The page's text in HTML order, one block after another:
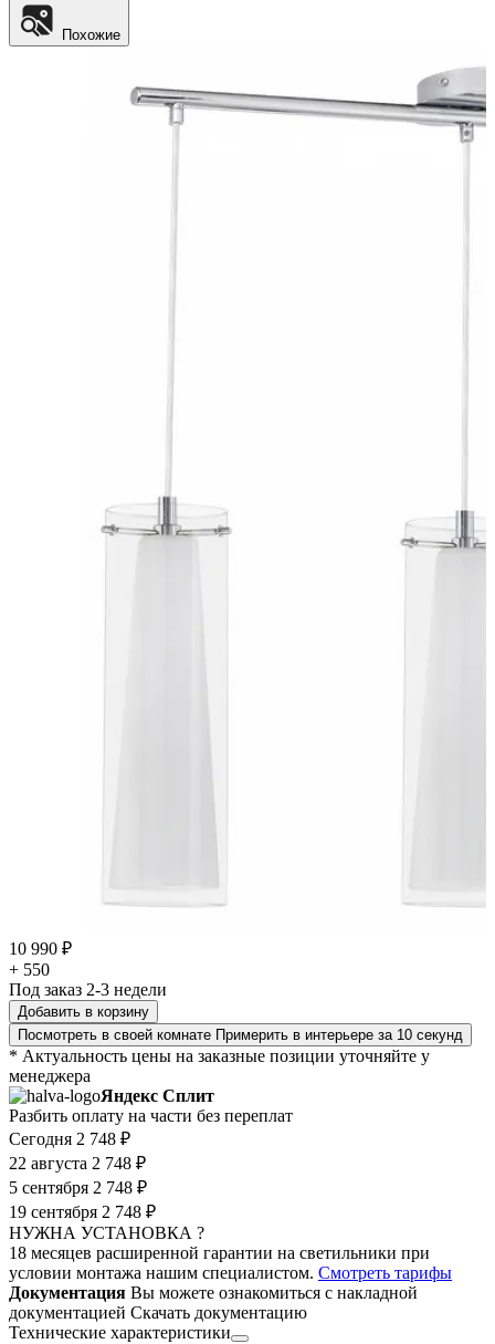
Похожие
10 990 ₽
+ 550
Под заказ 2-3 недели
Добавить в корзину
Посмотреть в своей комнате Примерить в интерьере за 10 секунд
* Актуальность цены на заказные позиции уточняйте у
менеджера
Яндекс Сплит
Разбить оплату на части без переплат
Сегодня 2 748 ₽
22 августа 2 748 ₽
5 сентября 2 748 ₽
19 сентября 2 748 ₽
НУЖНА УСТАНОВКА ?
18 месяцев расширенной гарантии на светильники при
условии монтажа нашим специалистом. Смотреть тарифы
Документация Вы можете ознакомиться с накладной
документацией Скачать документацию
Технические характеристики